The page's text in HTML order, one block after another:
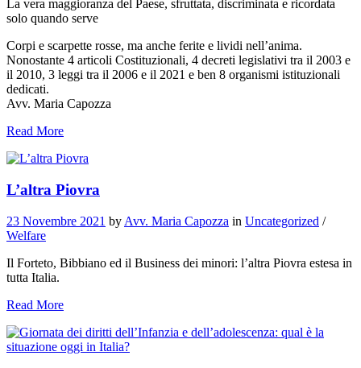
La vera maggioranza del Paese, sfruttata, discriminata e ricordata
solo quando serve
Corpi e scarpette rosse, ma anche ferite e lividi nell’anima.
Nonostante 4 articoli Costituzionali, 4 decreti legislativi tra il 2003 e
il 2010, 3 leggi tra il 2006 e il 2021 e ben 8 organismi istituzionali
dedicati.
Avv. Maria Capozza
Read More
L’altra Piovra
23 Novembre 2021 by Avv. Maria Capozza in Uncategorized /
Welfare
Il Forteto, Bibbiano ed il Business dei minori: l’altra Piovra estesa in
tutta Italia.
Read More